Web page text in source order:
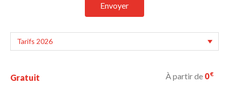
Envoyer
Gratuit À partir de 0€